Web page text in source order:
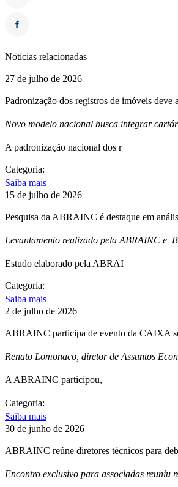
Notícias relacionadas
27 de julho de 2026
Padronização dos registros de imóveis deve
Novo modelo nacional busca integrar
A padronização nacional dos r
Categoria:
Saiba mais
15 de julho de 2026
Pesquisa da ABRAINC é destaque em
Levantamento realizado pela ABRAINC e
Estudo elaborado pela ABRAI
Categoria:
Saiba mais
2 de julho de 2026
ABRAINC participa de evento da CAIXA
Renato Lomonaco, diretor de Assuntos
A ABRAINC participou,
Categoria:
Saiba mais
30 de junho de 2026
ABRAINC reúne diretores técnicos para
Encontro exclusivo para associadas reuniu